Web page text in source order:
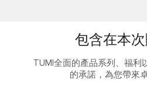
包含在本
TUMI全面的產品系列、福
的承諾，為您帶來